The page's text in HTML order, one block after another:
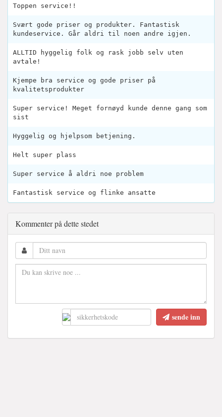
Toppen service!!
Svært gode priser og produkter. Fantastisk
kundeservice. Går aldri til noen andre igjen.
ALLTID hyggelig folk og rask jobb selv uten
avtale!
Kjempe bra service og gode priser på
kvalitetsprodukter
Super service! Meget fornøyd kunde denne gang som
sist
Hyggelig og hjelpsom betjening.
Helt super plass
Super service å aldri noe problem
Fantastisk service og flinke ansatte
Kommenter på dette stedet
sende inn